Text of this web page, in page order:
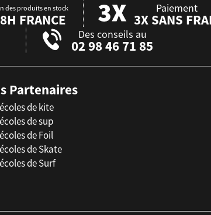
des produits en stock
FRANCE
Paiement
3X SANS
Des conseils au
02 98 46 71 85
Partenaires
de kite
de sup
de Foil
de Skate
de Surf